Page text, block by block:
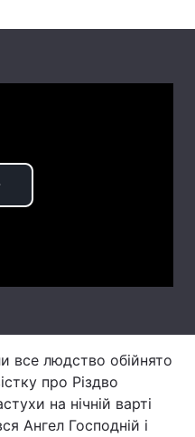
все людство обійнято
про Різдво
на нічній варті
Ангел Господній і